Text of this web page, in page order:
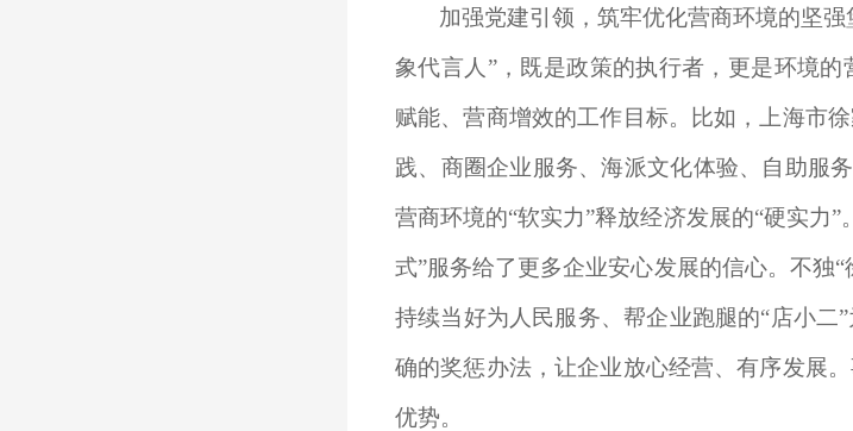
加强党建引领，筑牢优化营商环境的坚
象代言人”，既是政策的执行者，更是环境
赋能、营商增效的工作目标。比如，上海市
践、商圈企业服务、海派文化体验、自助服
营商环境的“软实力”释放经济发展的“硬实力
式”服务给了更多企业安心发展的信心。不独
持续当好为人民服务、帮企业跑腿的“店小二
确的奖惩办法，让企业放心经营、有序发展
优势。